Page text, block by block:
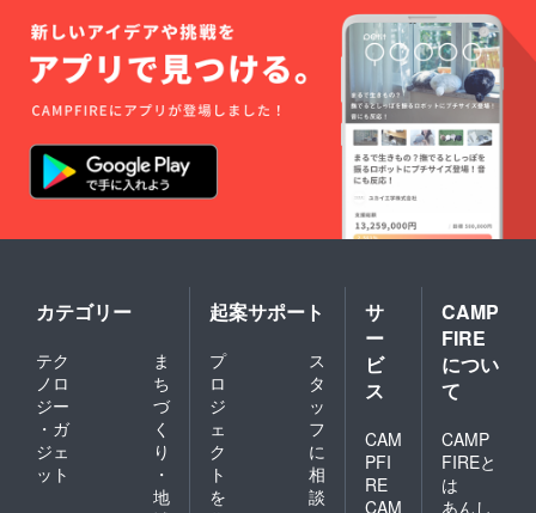
類の提
供はで
きませ
んので
よろし
くお願
いいた
しま
す。
カテゴリー
テク
ノロ
ジー
・ガ
ジェ
ット
ま
ち
づ
く
り
・
地
起案サポート
プ
ロ
ジ
ェ
ク
ト
を
ス
タ
ッ
フ
に
相
談
サ
ー
ビ
ス
CAM
PFI
RE
CAM
CAMP
FIRE
につい
て
CAMP
FIREと
は
あんし